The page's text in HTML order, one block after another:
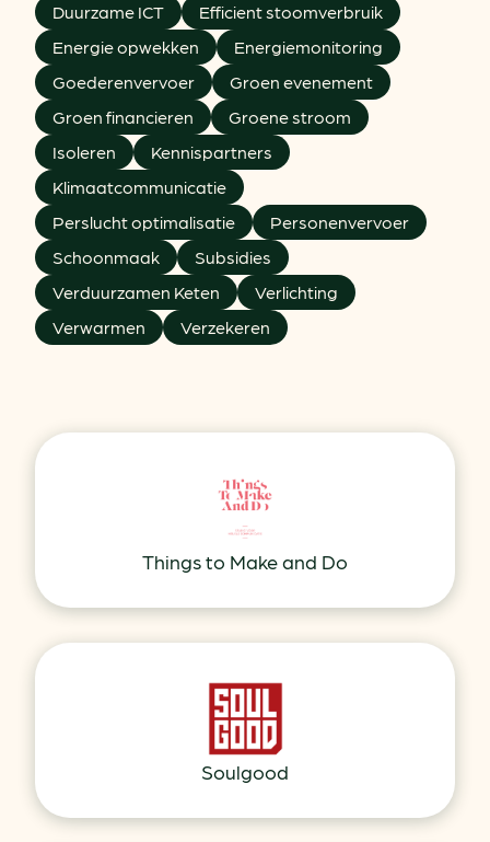
Duurzame ICT
Efficient stoomverbruik
Energie opwekken
Energiemonitoring
Goederenvervoer
Groen evenement
Groen financieren
Groene stroom
Isoleren
Kennispartners
Klimaatcommunicatie
Perslucht optimalisatie
Personenvervoer
Schoonmaak
Subsidies
Verduurzamen Keten
Verlichting
Verwarmen
Verzekeren
Things to Make and Do
Soulgood